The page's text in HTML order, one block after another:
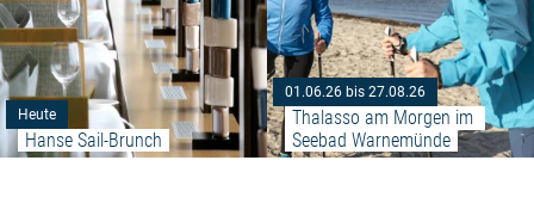
Heute
Hanse Sail-Brunch
01.06.26 bis 27.08.26
Thalasso am Morgen im
Seebad Warnemünde